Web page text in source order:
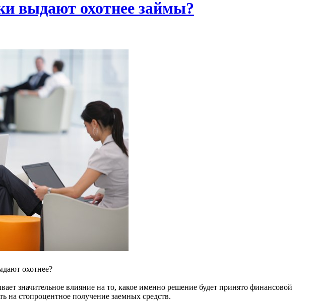
выдают охотнее займы?
охотнее?
значительное влияние на то, какое именно решение будет принято финансовой
стопроцентное получение заемных средств.